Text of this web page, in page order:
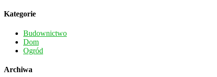
Kategorie
Budownictwo
Dom
Ogród
Archiwa